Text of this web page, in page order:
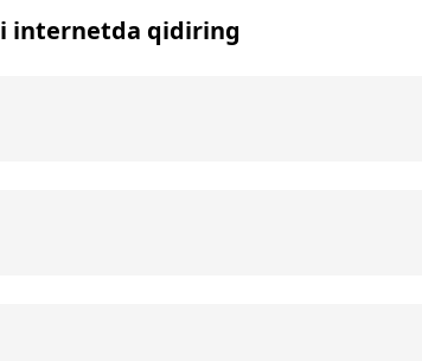
internetda qidiring